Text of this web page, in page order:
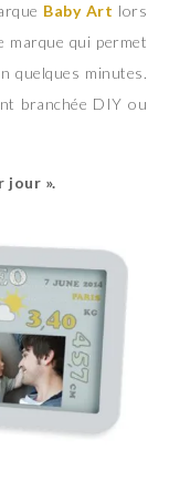
Baby Art lors
marque qui permet
quelques minutes.
branchée DIY ou
jour ».